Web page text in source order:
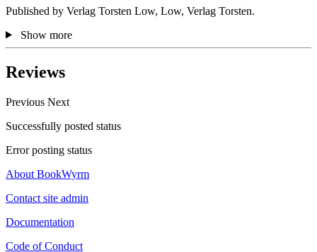
Published by Verlag Torsten Low, Low, Verlag Torsten.
Show more
Reviews
Previous Next
Successfully posted status
Error posting status
About BookWyrm
Contact site admin
Documentation
Code of Conduct